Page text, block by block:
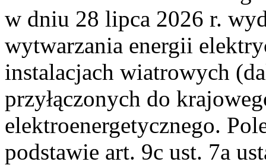
w dniu 28 lipca 2026 r.
wytwarzania energii
instalacjach wiatrowych
przyłączonych do
elektroenergetycznego.
podstawie art. 9c ust. 7a